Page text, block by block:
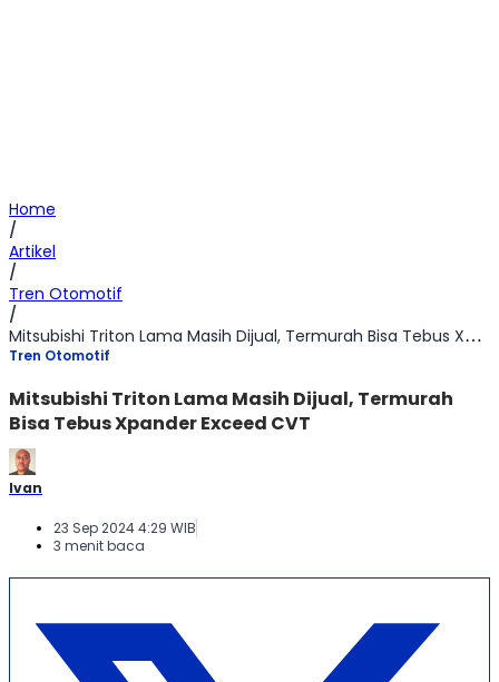
Home
/
Artikel
/
Tren Otomotif
/
Mitsubishi Triton Lama Masih Dijual, Termurah Bisa Tebus Xpander Exceed CVT
Tren Otomotif
Mitsubishi Triton Lama Masih Dijual, Termurah
Bisa Tebus Xpander Exceed CVT
Ivan
23 Sep 2024 4:29 WIB
3 menit baca